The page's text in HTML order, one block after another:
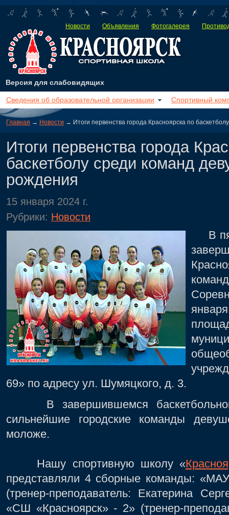
Новости Объявления Фотогалерея
Версия для слабовидящих
Сведения об образовательной организации Спортивный
Главная → Новости → Итоги первенства города Красноярска по
Итоги первенства города
баскетболу среди команд
рождения
15 января 2024 г.
Рубрики: Новости
В
69» по адресу ул. Шумяцкого, д. 3.
В завершившемся баскетбольном
сильнейшие городские команды
моложе.
Нашу спортивную школу «
представляли 4 сборные команды:
(тренер-преподаватель: Екатерина
«СШ «Красноярск» - 2» (тренер-